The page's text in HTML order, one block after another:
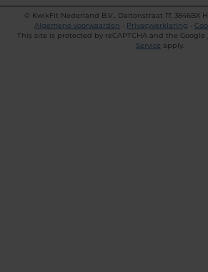
©
KwikFit Nederland B.V., Daltonstraat 17, 3846BX
Algemene voorwaarden • Privacyverklaring •
This site is protected by reCAPTCHA and the Google
Service apply.